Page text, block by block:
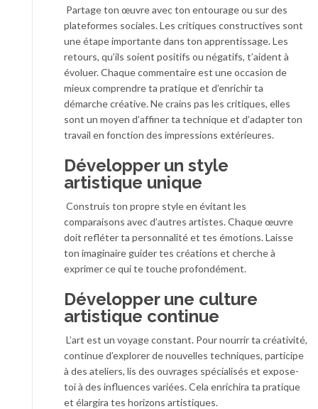
Partage ton œuvre avec ton entourage ou sur des
plateformes sociales. Les critiques constructives sont
une étape importante dans ton apprentissage. Les
retours, qu’ils soient positifs ou négatifs, t’aident à
évoluer. Chaque commentaire est une occasion de
mieux comprendre ta pratique et d’enrichir ta
démarche créative. Ne crains pas les critiques, elles
sont un moyen d’affiner ta technique et d’adapter ton
travail en fonction des impressions extérieures.
Développer un style
artistique unique
Construis ton propre style en évitant les
comparaisons avec d’autres artistes. Chaque œuvre
doit refléter ta personnalité et tes émotions. Laisse
ton imaginaire guider tes créations et cherche à
exprimer ce qui te touche profondément.
Développer une culture
artistique continue
L’art est un voyage constant. Pour nourrir ta créativité,
continue d’explorer de nouvelles techniques, participe
à des ateliers, lis des ouvrages spécialisés et expose-
toi à des influences variées. Cela enrichira ta pratique
et élargira tes horizons artistiques.